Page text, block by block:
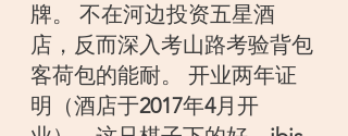
牌。 不在河边投资五星酒
店，反而深入考山路考验背包
客荷包的能耐。 开业两年证
明（酒店于2017年4月开